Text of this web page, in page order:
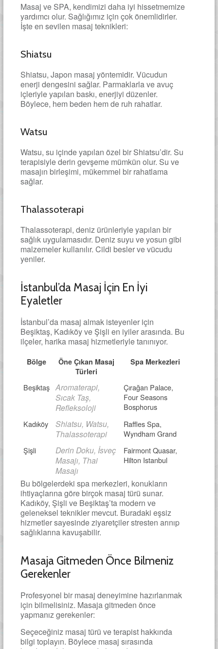
Masaj ve SPA, kendimizi daha iyi hissetmemize
yardımcı olur. Sağlığımız için çok önemlidirler.
İşte en sevilen masaj teknikleri:
Shiatsu
Shiatsu, Japon masaj yöntemidir. Vücudun
enerji dengesini sağlar. Parmaklarla ve avuç
içleriyle yapılan baskı, enerjiyi düzenler.
Böylece, hem beden hem de ruh rahatlar.
Watsu
Watsu, su içinde yapılan özel bir Shiatsu’dir. Su
terapisiyle derin gevşeme mümkün olur. Su ve
masajın birleşimi, mükemmel bir rahatlama
sağlar.
Thalassoterapi
Thalassoterapi, deniz ürünleriyle yapılan bir
sağlık uygulamasıdır. Deniz suyu ve yosun gibi
malzemeler kullanılır. Cildi besler ve vücudu
yeniler.
İstanbul’da Masaj İçin En İyi
Eyaletler
İstanbul’da masaj almak isteyenler için
Beşiktaş, Kadıköy ve Şişli en iyiler arasında. Bu
ilçeler, harika masaj hizmetleriyle tanınıyor.
Bölge
Öne Çıkan Masaj
Türleri
Spa Merkezleri
Beşiktaş Aromaterapi,
Sıcak Taş,
Refleksoloji
Çırağan Palace,
Four Seasons
Bosphorus
Kadıköy
Shiatsu, Watsu,
Thalassoterapi
Raffles Spa,
Wyndham Grand
Şişli
Derin Doku, İsveç
Masajı, Thai
Masajı
Fairmont Quasar,
Hilton Istanbul
Bu bölgelerdeki spa merkezleri, konukların
ihtiyaçlarına göre birçok masaj türü sunar.
Kadıköy, Şişli ve Beşiktaş’ta modern ve
geleneksel teknikler mevcut. Buradaki eşsiz
hizmetler sayesinde ziyaretçiler stresten arınıp
sağlıklarına kavuşabilir.
Masaja Gitmeden Önce Bilmeniz
Gerekenler
Profesyonel bir masaj deneyimine hazırlanmak
için bilmelisiniz. Masaja gitmeden önce
yapmanız gerekenler:
Seçeceğiniz masaj türü ve terapist hakkında
bilgi toplayın. Böylece masaj sırasında